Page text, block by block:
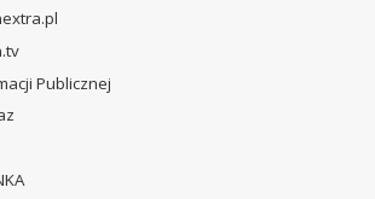
Publicznej